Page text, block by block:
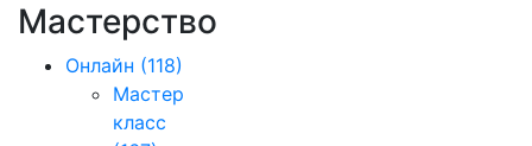
Мастерство
Онлайн (118)
Мастер
класс